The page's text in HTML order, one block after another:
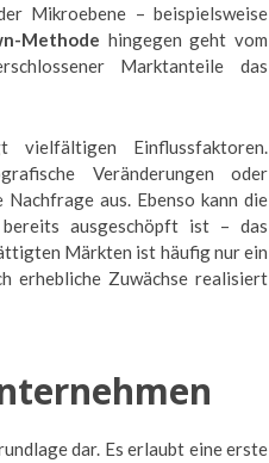
Mikroebene – beispielsweise
Methode hingegen geht vom
Marktanteile das
Einflussfaktoren.
Veränderungen oder
aus. Ebenso kann die
ausgeschöpft ist – das
Märkten ist häufig nur ein
erhebliche Zuwächse realisiert
dar. Es erlaubt eine erste